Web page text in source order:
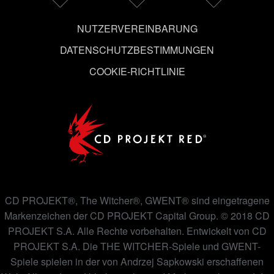
ändern kannst.
NUTZERVEREINBARUNG
DATENSCHUTZBESTIMMUNGEN
COOKIE-RICHTLINIE
CD PROJEKT®, The Witcher®, GWENT® sind eingetragene
Markenzeichen der CD PROJEKT Capital Group. © 2018 CD
PROJEKT S.A. Alle Rechte vorbehalten. Entwickelt von CD
PROJEKT S.A. Die THE WITCHER-Spiele und GWENT-
Spiele spielen in der von Andrzej Sapkowski erschaffenen